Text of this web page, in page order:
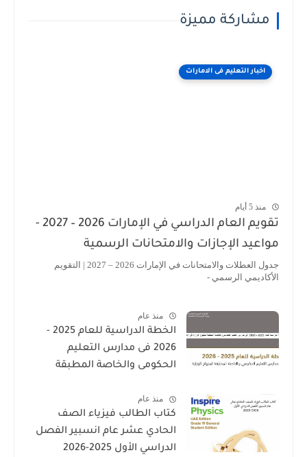
مشاركة مميزة
اخبار التعليم فى الامارات
منذ 5 أيام
تقويم العام الدراسي في الإمارات 2026 – 2027 -
مواعيد الإجازات والامتحانات الرسمية
جدول العطلات والامتحانات في الإمارات 2026 – 2027 | التقويم
الأكاديمي الرسمي -
منذ عام
الخطة الدراسية للعام 2025 -
2026 فى مدارس التعليم
الحكومى والخاصة المطبقة
منذ عام
كتاب الطالب فيزياء الصف
الحادي عشر عام انسبير الفصل
الدراسي الأول 2025-2026